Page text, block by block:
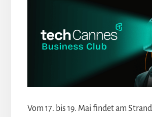
Vom 17. bis 19. Mai findet am